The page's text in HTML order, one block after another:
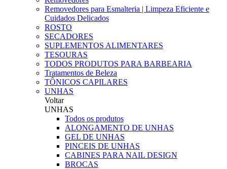
Removedores para Esmalteria | Limpeza Eficiente e
Cuidados Delicados
ROSTO
SECADORES
SUPLEMENTOS ALIMENTARES
TESOURAS
TODOS PRODUTOS PARA BARBEARIA
Tratamentos de Beleza
TÔNICOS CAPILARES
UNHAS
Voltar
UNHAS
Todos os produtos
ALONGAMENTO DE UNHAS
GEL DE UNHAS
PINCEIS DE UNHAS
CABINES PARA NAIL DESIGN
BROCAS